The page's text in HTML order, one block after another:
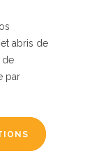
abris de
de
par